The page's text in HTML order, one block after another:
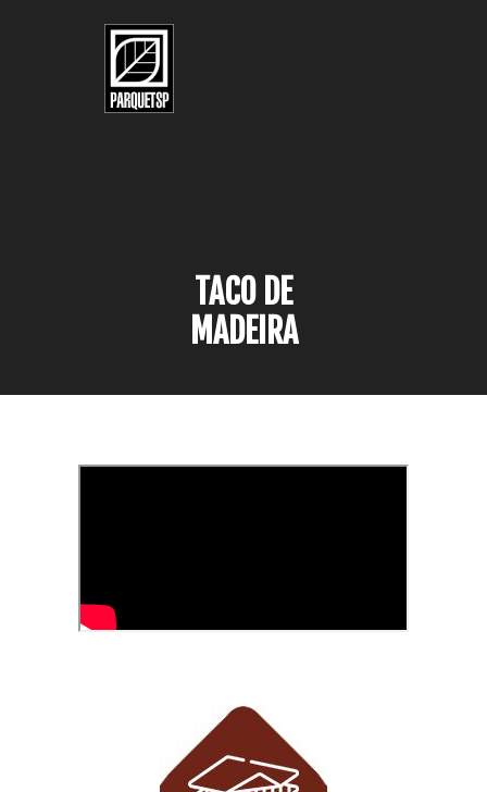
TACO DE
MADEIRA